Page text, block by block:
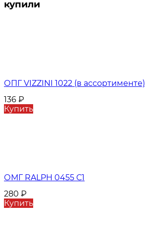
купили
ОПГ VIZZINI 1022 (в ассортименте)
136 ₽
Купить
ОМГ RALPH 0455 С1
280 ₽
Купить